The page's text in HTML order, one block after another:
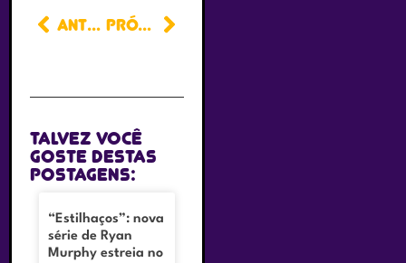
ANTERIOR PRÓXIMO
Talvez você
goste destas
postagens:
“Estilhaços”: nova
série de Ryan
Murphy estreia no